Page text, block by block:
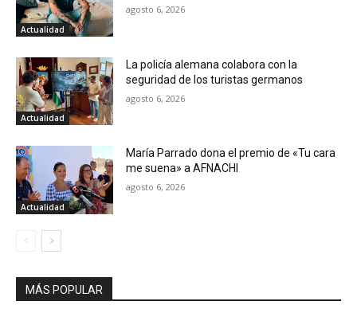
Actualidad
agosto 6, 2026
Actualidad
La policía alemana colabora con la
seguridad de los turistas germanos
agosto 6, 2026
Actualidad
María Parrado dona el premio de «Tu cara
me suena» a AFNACHI
agosto 6, 2026
MÁS POPULAR